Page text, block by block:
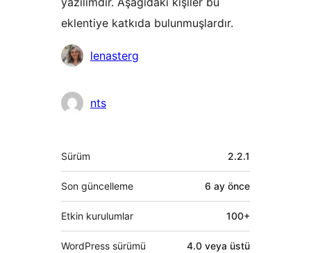
eklentiye katkıda bulunmuşlardır.
Katkıdalenasterg
nts
Meta
Sürüm 2.2.1
Son güncelleme 6 ay önce
Etkin kurulumlar 100+
WordPress sürümü 4.0 veya üstü